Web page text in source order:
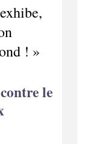
! »
le